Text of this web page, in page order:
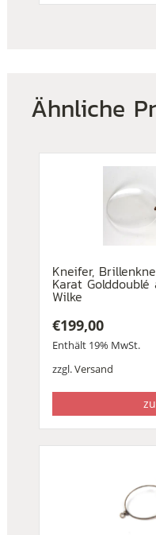
Ähnliche
Kneifer,
Karat
Wilke
€199,00
Enthält 19% MwSt.
zzgl.Versand